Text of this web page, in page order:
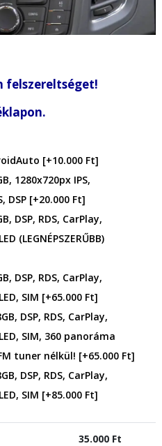
felszereltséget!
[+10.000 Ft]
1280x720px IPS,
DSP [+20.000 Ft]
DSP, RDS, CarPlay,
(LEGNÉPSZERŰBB)
DSP, RDS, CarPlay,
SIM [+65.000 Ft]
DSP, RDS, CarPlay,
SIM, 360 panoráma
tuner nélkül! [+65.000 Ft]
DSP, RDS, CarPlay,
SIM [+85.000 Ft]
35.000 Ft